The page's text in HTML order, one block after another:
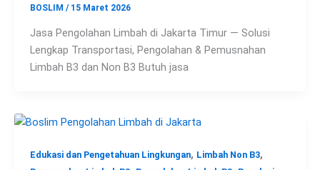
BOSLIM / 15 Maret 2026
Jasa Pengolahan Limbah di Jakarta Timur — Solusi
Lengkap Transportasi, Pengolahan & Pemusnahan
Limbah B3 dan Non B3 Butuh jasa
Edukasi dan Pengetahuan Lingkungan, Limbah Non B3,